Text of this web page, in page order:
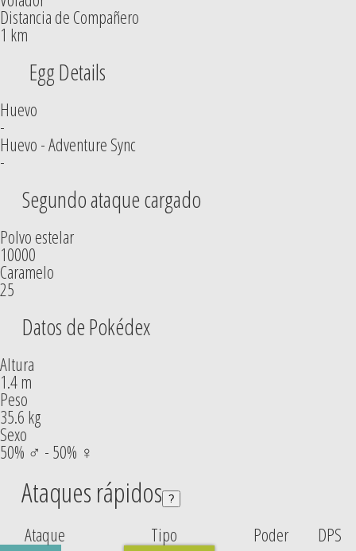
Distancia de Compañero
1 km
Egg Details
Huevo
-
Huevo - Adventure Sync
-
Segundo ataque cargado
Polvo estelar
10000
Caramelo
25
Datos de Pokédex
Altura
1.4 m
Peso
35.6 kg
Sexo
50% ♂ - 50% ♀
Ataques rápidos ?
Ataque Tipo Poder
DPS